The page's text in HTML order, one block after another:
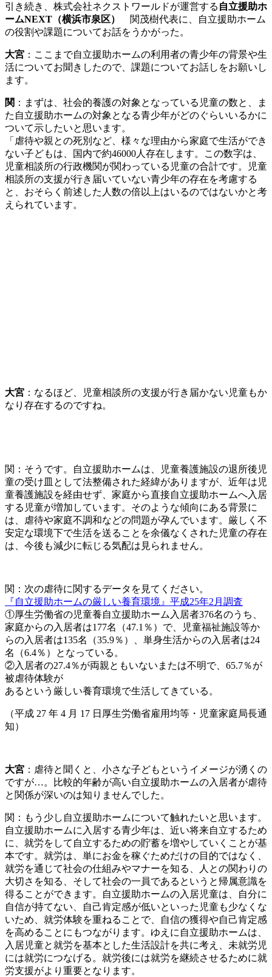
引き続き、株式会社ネクストワールドが運営する 自立援助ホ
ームNEXT（横浜市泉区）
関茂樹代表に、自立援助ホーム
の役割や課題についてお話をうかがった。
大宮 ：ここまで自立援助ホームの利用者の青少年の背景や生
活についてお聞きしたので、課題についてお話しをお願いし
ます。
関 ：まずは、社会的養護の対象となっている児童の数と、ま
た自立援助ホームの対象となる青少年がどのぐらいいるかに
ついて示したいと思います。
「虐待や親との死別など、様々な理由から家庭で生活ができ
ない子どもは、国内で約46000人存在します。この数字は、
児童相談所の行政機関が関わっている児童の合計です。児童
相談所の支援が行き届いていない青少年の存在を考慮する
と、おそらく前述した人数の倍以上はいるのではないかと考
えられています。
大宮 ：なるほど、児童相談所の支援が行き届かない児童もか
なり存在するのですね。
関：そうです。自立援助ホームは、児童養護施設の退所後児
童の受け皿として法整備された経緯がありますが、近年は児
童養護施設を経由せず、家庭から直接自立援助ホームへ入居
する児童が増加しています。そのような傾向にある背景に
は、虐待や家庭不調和などの問題が孕んでいます。厳しく不
安定な環境下で生活を送ることを余儀なくされた児童の存在
は、今後も減少に転じる気配は見られません。
関：次の虐待に関するデータを見てください。
『自立援助ホームの厳しい養育環境』平成25年2月調査
①厚生労働省の児童養自立援助ホーム入居者376名のうち、
家庭からの入居者は177名（47.1％）で、児童福祉施設等か
らの入居者は135名（35.9％）、単身生活からの入居者は24
名（6.4％）となっている。
②入居者の27.4％が両親ともいないまたは不明で、65.7％が
被虐待体験が
あるという厳しい養育環境で生活してきている。
（平成 27 年 4 月 17 日厚生労働省雇用均等・児童家庭局長通
知）
大宮 ：虐待と聞くと、小さな子どもというイメージが湧くの
ですが…。比較的年齢が高い自立援助ホームの入居者が虐待
と関係が深いのは知りませんでした。
関：もう少し自立援助ホームについて触れたいと思います。
自立援助ホームに入居する青少年は、近い将来自立するため
に、就労をして自立するための貯蓄を増やしていくことが基
本です。就労は、単にお金を稼ぐためだけの目的ではなく、
就労を通じて社会の仕組みやマナーを知る、人との関わりの
大切さを知る、そして社会の一員であるというと帰属意識を
得ることができます。自立援助ホームの入居児童は、自分に
自信が持てない、自己肯定感が低いといった児童も少なくな
いため、就労体験を重ねることで、自信の獲得や自己肯定感
を高めることにもつながります。ゆえに自立援助ホームは、
入居児童と就労を基本とした生活設計を共に考え、未就労児
には就労につなげる。就労後には就労を継続させるために就
労支援がより重要となります。